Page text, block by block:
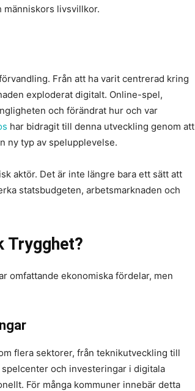
människors livsvillkor.
Från att ha varit centrerad kring
exploderat digitalt. Online-spel,
och förändrat hur och var
har bidragit till denna utveckling genom att
ny typ av spelupplevelse.
aktör. Det är inte längre bara ett sätt att
statsbudgeten, arbetsmarknaden och
Trygghet?
omfattande ekonomiska fördelar, men
flera sektorer, från teknikutveckling till
och investeringar i digitala
För många kommuner innebär detta